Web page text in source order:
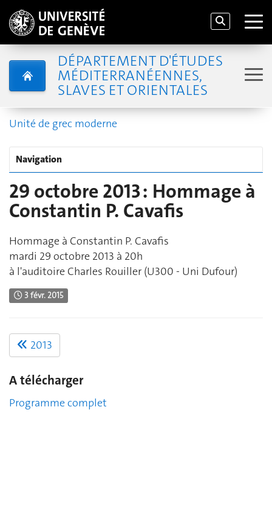
DÉPARTEMENT D'ÉTUDES
MÉDITERRANÉENNES,
SLAVES ET ORIENTALES
Unité de grec moderne
Navigation
29 octobre 2013 : Hommage à
Constantin P. Cavafis
Hommage à Constantin P. Cavafis
mardi 29 octobre 2013 à 20h
à l'auditoire Charles Rouiller (U300 - Uni Dufour)
3 févr. 2015
2013
A télécharger
Programme complet